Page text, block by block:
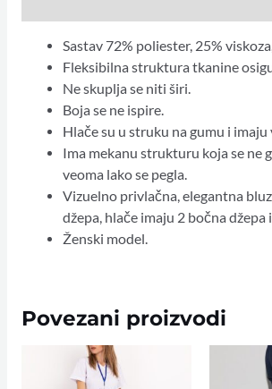
Sastav 72% poliester, 25%
Fleksibilna struktura tkanine
Ne skuplja se niti širi.
Boja se ne ispire.
Hlače su u struku na gumu i imaju
Ima mekanu strukturu koja se ne
veoma lako se pegla.
Vizuelno privlačna, elegantna
džepa, hlače imaju 2 bočna džepa
Ženski model.
Povezani proizvodi